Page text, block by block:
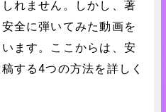
れません。しかし、著
全に弾いてみた動画を
ます。ここからは、安
する4つの方法を詳しく